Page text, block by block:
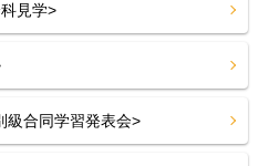
見学>
級合同学習発表会>